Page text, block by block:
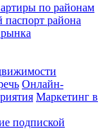
по районам
района
Онлайн-
Маркетинг в
подпиской